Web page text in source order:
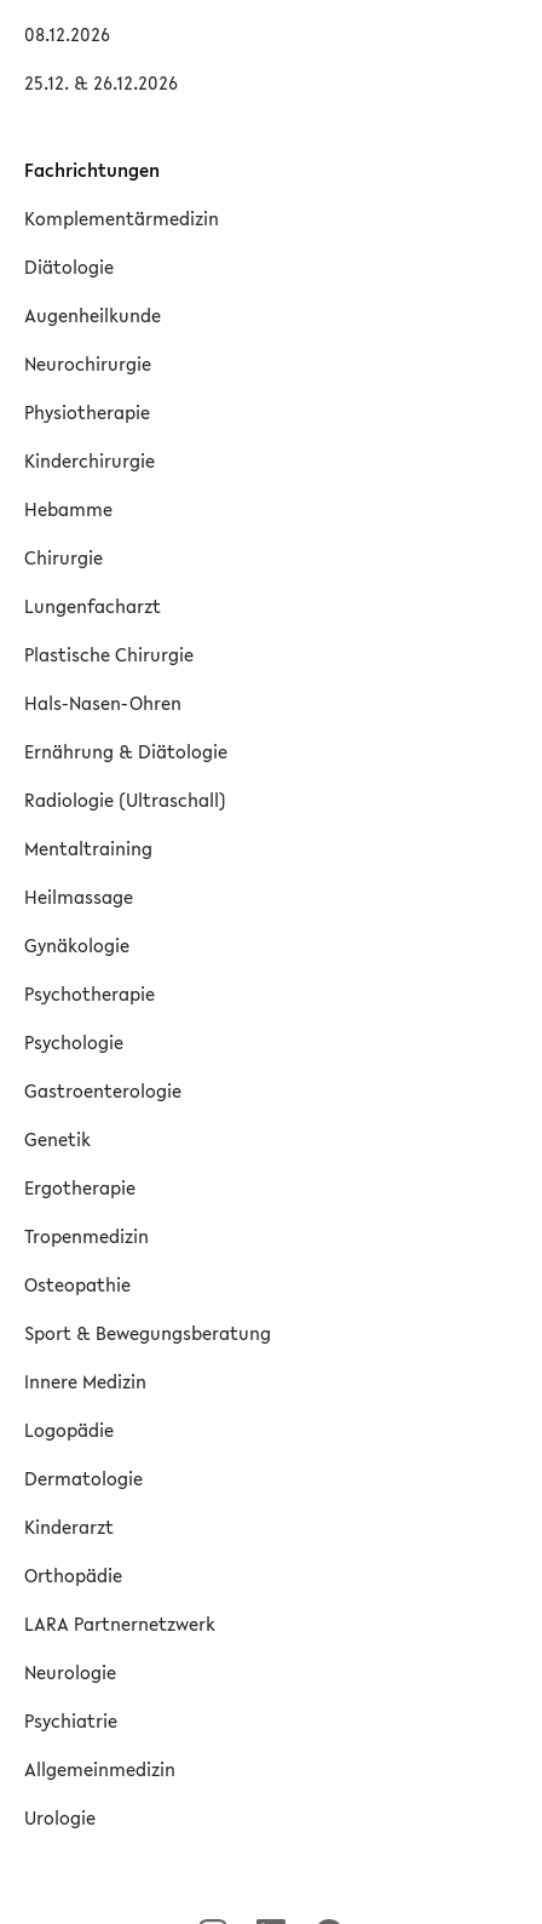
08.12.2026
25.12. & 26.12.2026
Fachrichtungen
Komplementärmedizin
Diätologie
Augenheilkunde
Neurochirurgie
Physiotherapie
Kinderchirurgie
Hebamme
Chirurgie
Lungenfacharzt
Plastische Chirurgie
Hals-Nasen-Ohren
Ernährung & Diätologie
Radiologie (Ultraschall)
Mentaltraining
Heilmassage
Gynäkologie
Psychotherapie
Psychologie
Gastroenterologie
Genetik
Ergotherapie
Tropenmedizin
Osteopathie
Sport & Bewegungsberatung
Innere Medizin
Logopädie
Dermatologie
Kinderarzt
Orthopädie
LARA Partnernetzwerk
Neurologie
Psychiatrie
Allgemeinmedizin
Urologie